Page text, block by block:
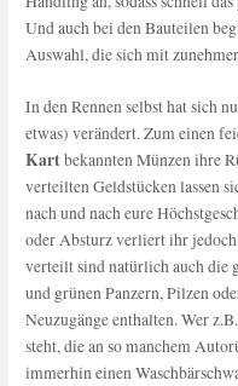
Und auch bei den Bauteilen
Auswahl, die sich mit
In den Rennen selbst hat sich
etwas) verändert. Zum einen
Kartbekannten Münzen ihre
verteilten Geldstücken lassen
nach und nach eure
oder Absturz verliert ihr
verteilt sind natürlich auch die
und grünen Panzern, Pilzen
Neuzugänge enthalten. Wer
steht, die an so manchem
immerhin einen